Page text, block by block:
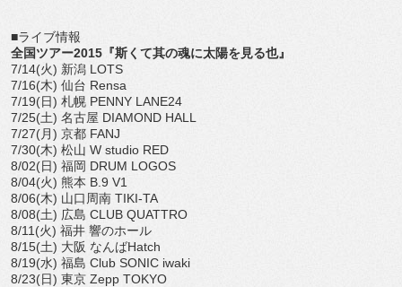
■ライブ情報
全国ツアー2015『斯くて其の魂に太陽を見る也』
7/14(火) 新潟 LOTS
7/16(木) 仙台 Rensa
7/19(日) 札幌 PENNY LANE24
7/25(土) 名古屋 DIAMOND HALL
7/27(月) 京都 FANJ
7/30(木) 松山 W studio RED
8/02(日) 福岡 DRUM LOGOS
8/04(火) 熊本 B.9 V1
8/06(木) 山口周南 TIKI-TA
8/08(土) 広島 CLUB QUATTRO
8/11(火) 福井 響のホール
8/15(土) 大阪 なんばHatch
8/19(水) 福島 Club SONIC iwaki
8/23(日) 東京 Zepp TOKYO